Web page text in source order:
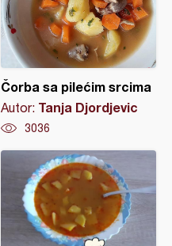
Čorba sa pilećim srcima
Autor: Tanja Djordjevic
3036